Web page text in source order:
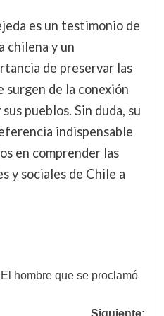
es un testimonio de
chilena y un
de preservar las
surgen de la conexión
pueblos. Sin duda, su
indispensable
en comprender las
y sociales de Chile a
hombre que se proclamó
Siguiente: